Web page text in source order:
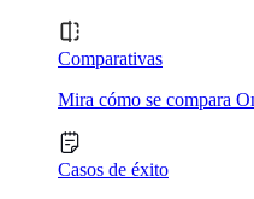
Comparativas
Mira cómo se compara
Casos de éxito